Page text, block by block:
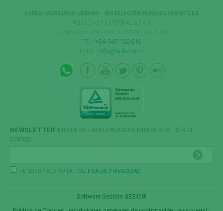
+34 945 102 616
info@lurkoi.com
NEWSLETTER INDIQUE SU E-MAIL PARA SUSCRIBIRSE A LA LISTA DE
CORREO
HE LEÍDO Y ACEPTO LA POLÍTICA DE PRIVACIDAD
Software Gestión GESIO®